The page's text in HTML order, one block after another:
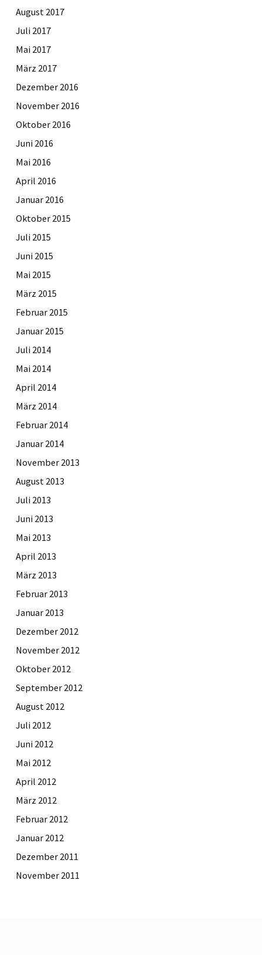
August 2017
Juli 2017
Mai 2017
März 2017
Dezember 2016
November 2016
Oktober 2016
Juni 2016
Mai 2016
April 2016
Januar 2016
Oktober 2015
Juli 2015
Juni 2015
Mai 2015
März 2015
Februar 2015
Januar 2015
Juli 2014
Mai 2014
April 2014
März 2014
Februar 2014
Januar 2014
November 2013
August 2013
Juli 2013
Juni 2013
Mai 2013
April 2013
März 2013
Februar 2013
Januar 2013
Dezember 2012
November 2012
Oktober 2012
September 2012
August 2012
Juli 2012
Juni 2012
Mai 2012
April 2012
März 2012
Februar 2012
Januar 2012
Dezember 2011
November 2011